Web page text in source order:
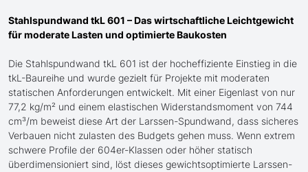
Stahlspundwand tkL 601 – Das wirtschaftliche Leichtgewicht
für moderate Lasten und optimierte Baukosten
Die Stahlspundwand tkL 601 ist der hocheffiziente Einstieg in die
tkL-Baureihe und wurde gezielt für Projekte mit moderaten
statischen Anforderungen entwickelt. Mit einer Eigenlast von nur
77,2 kg/m² und einem elastischen Widerstandsmoment von 744
cm³/m beweist diese Art der Larssen-Spundwand, dass sicheres
Verbauen nicht zulasten des Budgets gehen muss. Wenn extrem
schwere Profile der 604er-Klassen oder höher statisch
überdimensioniert sind, löst dieses gewichtsoptimierte Larssen-